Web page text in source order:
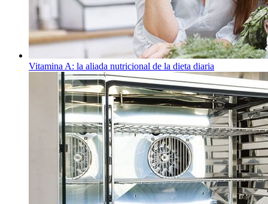
Vitamina A: la aliada nutricional de la dieta diaria